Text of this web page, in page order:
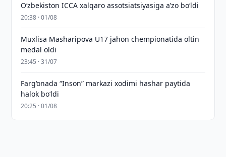
O‘zbekiston ICCA xalqaro assotsiatsiyasiga aʼzo bo‘ldi
20:38 · 01/08
Muxlisa Masharipova U17 jahon chempionatida oltin
medal oldi
23:45 · 31/07
Farg‘onada “Inson” markazi xodimi hashar paytida
halok bo‘ldi
20:25 · 01/08